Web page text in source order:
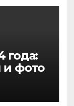
года:
и фото